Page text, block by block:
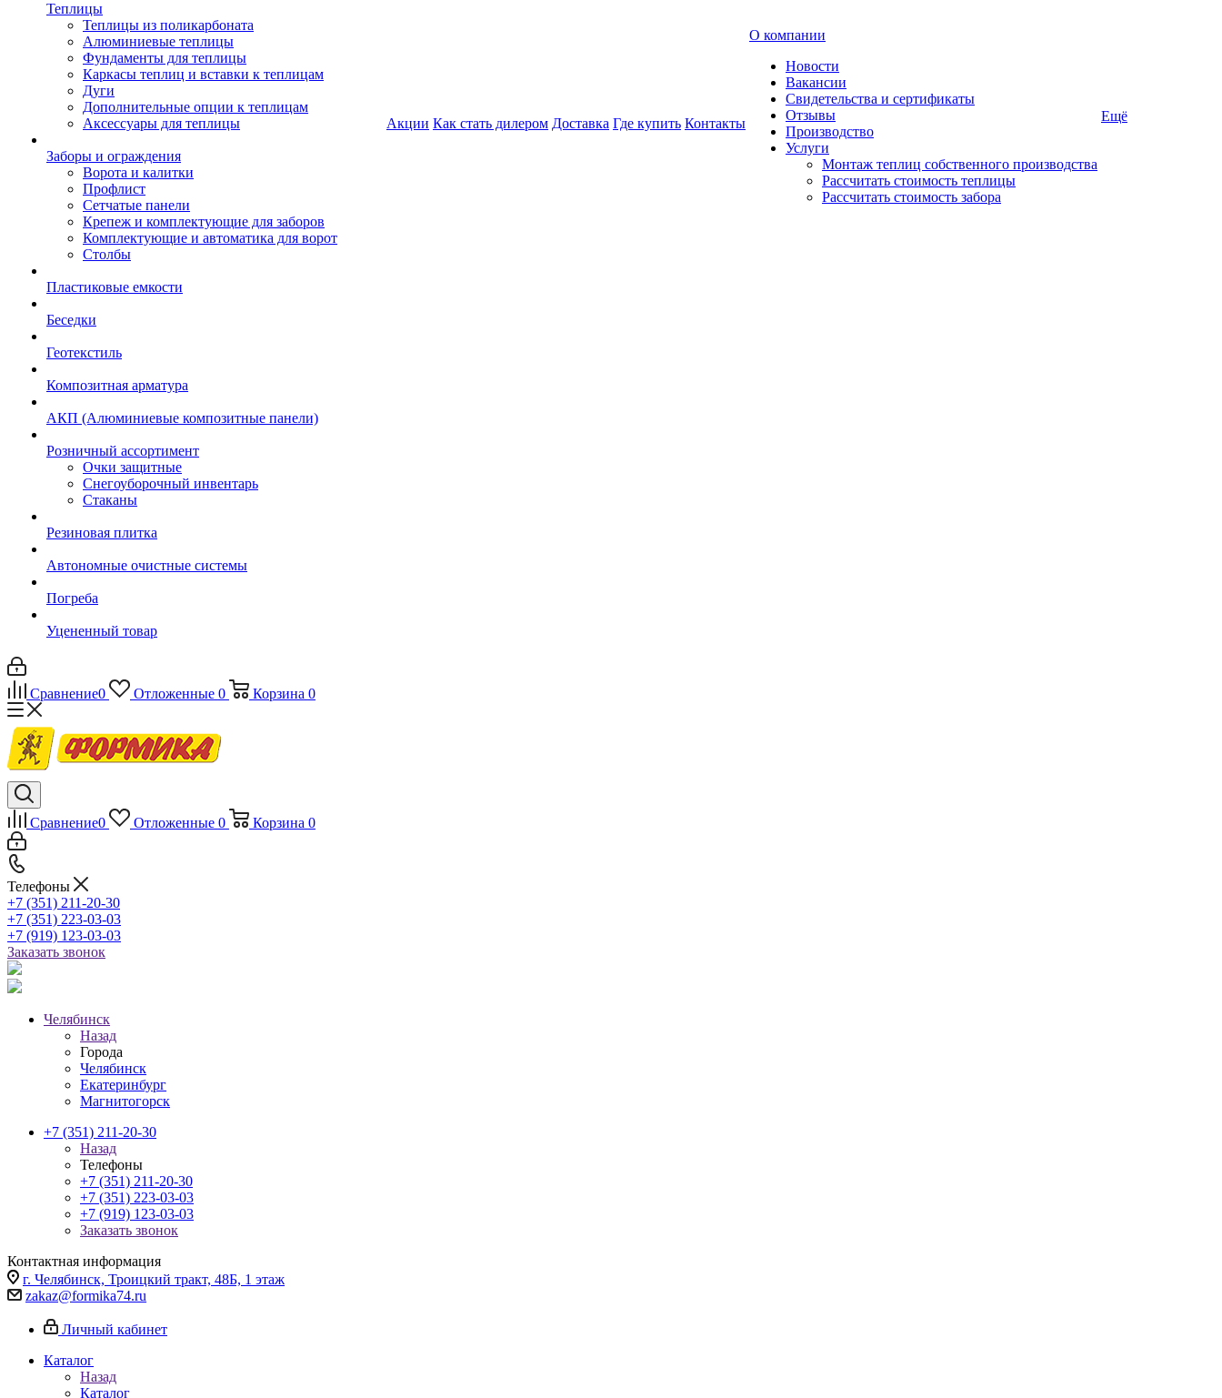
Теплицы
Теплицы из поликарбоната
Алюминиевые теплицы
Фундаменты для теплицы
Каркасы теплиц и вставки к теплицам
Дуги
Дополнительные опции к теплицам
Аксессуары для теплицы
Заборы и ограждения
Ворота и калитки
Профлист
Сетчатые панели
Крепеж и комплектующие для заборов
Комплектующие и автоматика для ворот
Столбы
Пластиковые емкости
Беседки
Геотекстиль
Композитная арматура
АКП (Алюминиевые композитные панели)
Розничный ассортимент
Очки защитные
Снегоуборочный инвентарь
Стаканы
Резиновая плитка
Автономные очистные системы
Погреба
Уцененный товар
Акции Как стать дилером Доставка Где купить Контакты
О компании
Новости
Вакансии
Свидетельства и сертификаты
Отзывы
Производство
Услуги
Монтаж теплиц собственного производства
Рассчитать стоимость теплицы
Рассчитать стоимость забора
Ещё
Сравнение0 Отложенные 0 Корзина 0
Сравнение0 Отложенные 0 Корзина 0
Телефоны
+7 (351) 211-20-30
+7 (351) 223-03-03
+7 (919) 123-03-03
Заказать звонок
Челябинск
Назад
Города
Челябинск
Екатеринбург
Магнитогорск
+7 (351) 211-20-30
Назад
Телефоны
+7 (351) 211-20-30
+7 (351) 223-03-03
+7 (919) 123-03-03
Заказать звонок
Контактная информация
г. Челябинск, Троицкий тракт, 48Б, 1 этаж
zakaz@formika74.ru
Личный кабинет
Каталог
Назад
Каталог